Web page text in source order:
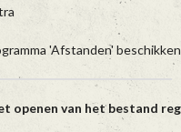
'Afstanden'
openen van het bestand